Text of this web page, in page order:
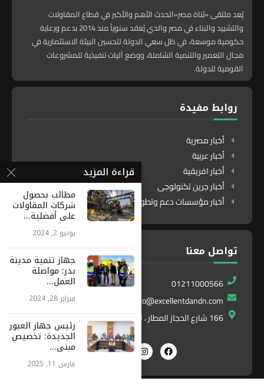
يُعد ملتقى «بُناة مصر»الحدث الأهم والأكبر في قطاع المقاولات
والتشييد والبناء في مصر والذي يُعقد سنوياً منذ 2014 بدعم ورعاية
حكومية موسعة، في ظل سعي الدولة لتحسين البيئة الاستثمارية في
مجال التعمير والتنمية الشاملة، ووضع آليات تنفيذية للمشروعات
القومية للدولة.
روابط مفيدة
أخبار مصرية
أخبار عربية
أخبار افريقية
أخبار جرين تكنولوجى
أخبار مؤسسات دعم وتطوير
تواصل معنا
01211000566
info@excellentdandn.com
166 شارع الحجاز المطار ، النزهة ، القاهرة ، مصر
قراءة المزيد
مطالب بحصول
شركات المقاولات
على أفضلية...
يونيو 2, 2024
جهاز تنمية مدينة
بدر: مواصلة
العمل...
فبراير 28, 2024
رئيس جهاز العبور
الجديدة: تخصيص
مبنى...
مارس 11, 2025